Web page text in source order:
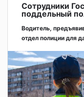
Сотрудники
поддельный
Водитель,
отдел полиции для